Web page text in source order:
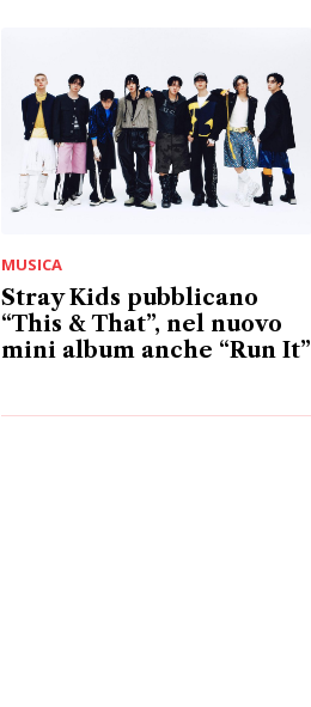
MUSICA
Stray Kids pubblicano
“This & That”, nel nuovo
mini album anche “Run It”